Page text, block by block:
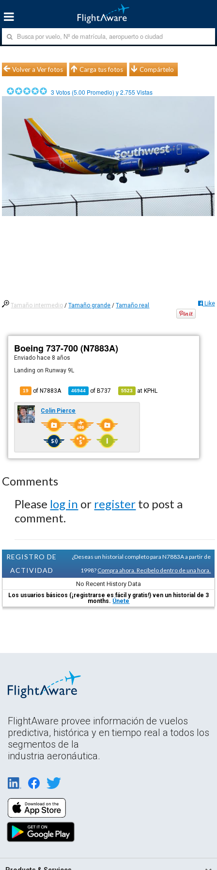
Volver a Ver fotos Carga tus fotos Compártelo
3 Votos (5.00 Promedio) y2.755 Vistas
Tamaño intermedio /Tamaño grande /Tamaño real Like
Boeing 737-700 (N7883A)
Enviado hace 8 años
Landing on Runway 9L
19 of N7883A 46944 ofB737 5523 atKPHL
Colin Pierce
Comments
Please log in or register to post a
comment.
REGISTRO DE
ACTIVIDAD
¿Deseas un historial completo para N7883A a partir de
1998? Compra ahora. Recíbelo dentro de una hora.
No Recent History Data
Los usuarios básicos (¡registrarse es fácil y gratis!) ven un historial de 3
months. Únete
FlightAware provee información de vuelos
predictiva, histórica y en tiempo real a todos los
segmentos de la
industria aeronáutica.